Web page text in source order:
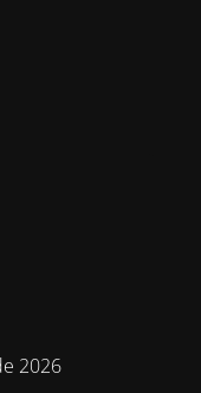
2026